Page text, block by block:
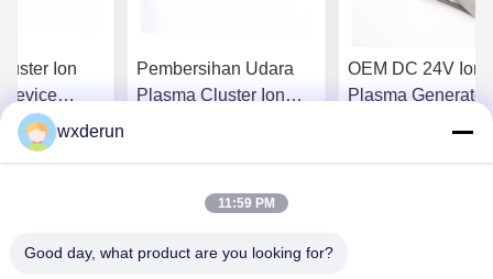
Ion
HVAC
Pembersihan Udara
Plasma Cluster Ion
OEM DC 24V
Plasma Generator
Cluster Ion
wxderun
11:59 PM
Good day, what product are you looking for?